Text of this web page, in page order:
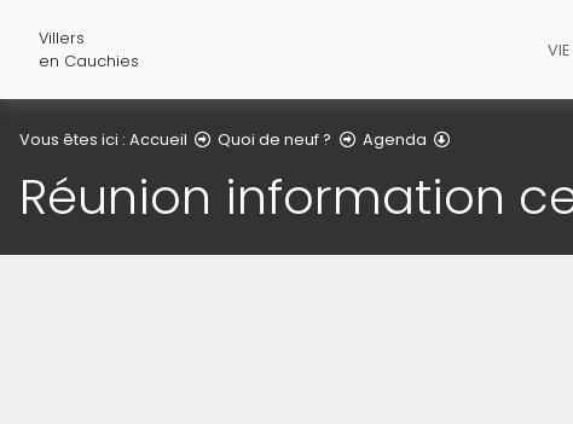
Villers
en Cauchies
Vous êtes ici : Accueil Quoi de neuf ? Agenda
Réunion information